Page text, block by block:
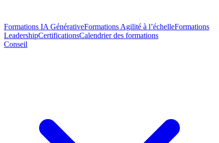
Formations IA GénérativeFormations Agilité à l’échelleFormations
LeadershipCertificationsCalendrier des formations
Conseil